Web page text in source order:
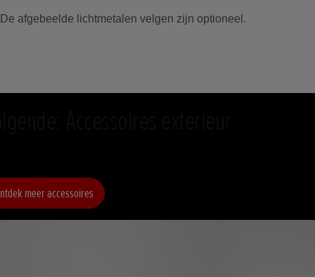
De afgebeelde lichtmetalen velgen zijn optioneel.
meer accessoires